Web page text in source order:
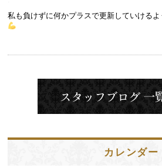
私も負けずに何かプラスで更新していける
カレンダー